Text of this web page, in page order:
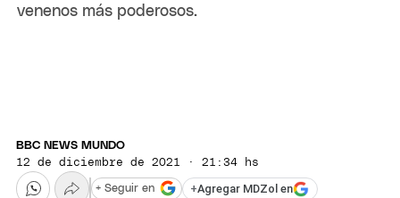
venenos más poderosos.
BBC NEWS MUNDO
12 de diciembre de 2021 · 21:34 hs
+Agregar MDZol en
+ Seguir en